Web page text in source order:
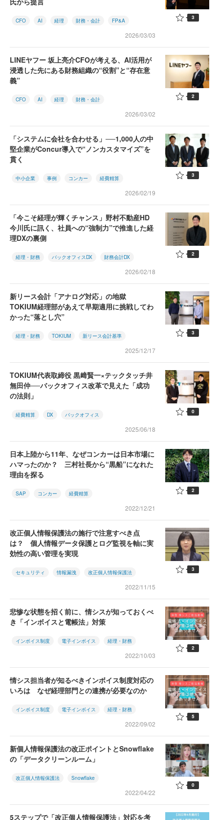
CFO AI 経理 財務・会計 FP&A
2026/03/03
3
LINEヤフー 坂上亮介CFOが考える、AI活用が
浸透した先にある財務組織の“役割”と“存在意
義”
CFO AI 経理 財務・会計
2026/03/02
2
「システムに会社を合わせる」──1,000人の中
堅企業がConcur導入で“ノンカスタマイズ”を
貫く
中小企業 事例 コンカー 経費精算
2026/02/19
3
「今こそ経理が輝くチャンス」野村不動産HD
今川氏に訊く、社員への“強制力”で推進した経
理DXの裏側
経理・財務 バックオフィスDX 財務会計DX
2026/02/18
2
新リース会計「アナログ対応」の地獄
TOKIUM経理部があえて早期適用に挑戦してわ
かった“落とし穴”
経理・財務 TOKIUM 新リース会計基準
2025/12/17
3
TOKIUM代表取締役 黒﨑賢一×テックタッチ井
無田仲──バックオフィス改革で見えた「成功
の法則」
経費精算 DX バックオフィス
2025/06/18
0
日本上陸から11年、なぜコンカーは日本市場に
ハマったのか？ 三村社長から“黒船”になれた
理由を探る
SAP コンカー 経費精算
2022/12/21
2
改正個人情報保護法の施行で注意すべき点
は？ 個人情報データ保護とログ監視を軸に実
効性の高い管理を実現
セキュリティ 情報漏洩 改正個人情報保護法
2022/11/15
3
悲惨な状態を招く前に、情シスが知っておくべ
き「インボイスと電帳法」対策
インボイス制度 電子インボイス 経理・財務
2022/10/03
2
情シス担当者が知るべきインボイス制度対応の
いろは なぜ経理部門との連携が必要なのか
インボイス制度 電子インボイス 経理・財務
2022/09/02
5
新個人情報保護法の改正ポイントとSnowflake
の「データクリーンルーム」
改正個人情報保護法 Snowflake
2022/04/22
0
5ステップで「改正個人情報保護法」対応を考